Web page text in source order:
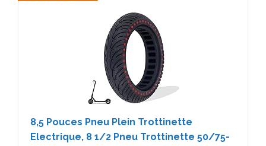
8,5 Pouces Pneu Plein Trottinette
Electrique, 8 1/2 Pneu Trottinette 50/75-